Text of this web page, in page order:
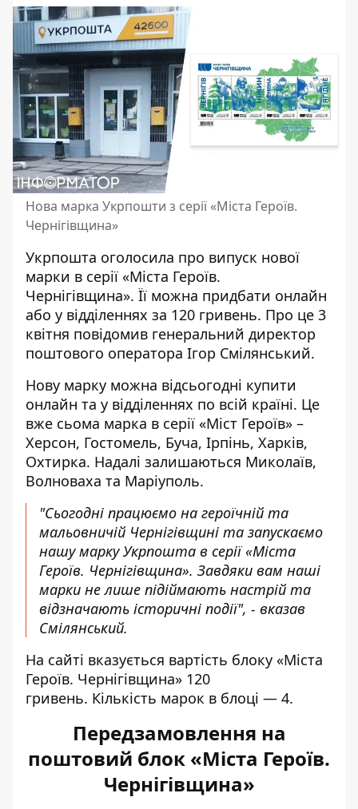
Нова марка Укрпошти з серії «Міста Героїв.
Чернігівщина»
Укрпошта оголосила про випуск нової
марки в серії «Міста Героїв.
Чернігівщина». Її можна придбати онлайн
або у відділеннях за 120 гривень. Про це 3
квітня повідомив генеральний директор
поштового оператора Ігор Смілянський.
Нову марку можна відсьогодні купити
онлайн та у відділеннях по всій країні. Це
вже сьома марка в серії «Міст Героїв» –
Херсон, Гостомель, Буча, Ірпінь, Харків,
Охтирка. Надалі залишаються Миколаїв,
Волноваха та Маріуполь.
"Сьогодні працюємо на героїчній та
мальовничій Чернігівщині та запускаємо
нашу марку Укрпошта в серії «Міста
Героїв. Чернігівщина». Завдяки вам наші
марки не лише підіймають настрій та
відзначають історичні події", - вказав
Смілянський.
На сайті вказується вартість блоку «Міста
Героїв. Чернігівщина» 120
гривень. Кількість марок в блоці — 4.
Передзамовлення на
поштовий блок «Міста Героїв.
Чернігівщина»